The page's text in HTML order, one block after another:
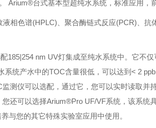
Arium®台式基本型超纯水系统，标准应用，
相色谱(HPLC)、聚合酶链式反应(PCR)、抗
185|254 nm UV灯集成至纯水系统中。它不
统产水中的TOC含量很低，可以达到< 2
测仪可以选配，通过它，您可以实时读取并
还可以选择Arium®Pro UF/VF系统，该系统
与您的其它特殊实验室应用中使用。